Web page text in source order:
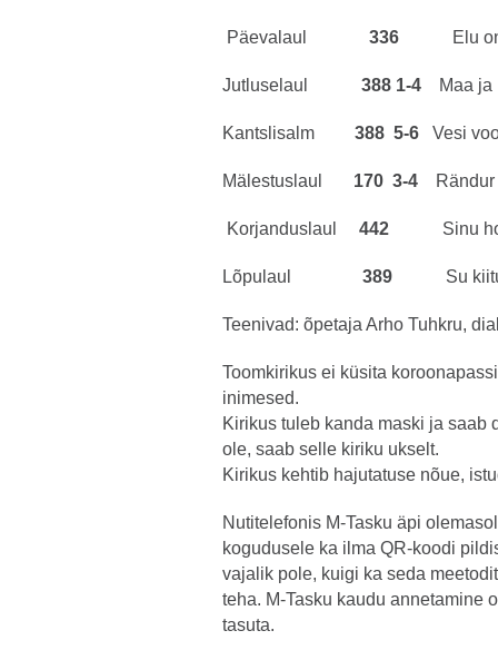
Päevalaul 336 Elu on
Jutluselaul 388 1-4 Maa
Kantslisalm 388 5-6 Vesi
Mälestuslaul 170 3-4 Rändur
Korjanduslaul 442 Sinu
Lõpulaul 389 Su
Teenivad: õpetaja Arho Tuhkru,
Toomkirikus ei küsita
inimesed.
Kirikus tuleb kanda maski ja saab
ole, saab selle kiriku ukselt.
Kirikus kehtib hajutatuse nõue,
Nutitelefonis M-Tasku äpi
kogudusele ka ilma QR-koodi
vajalik pole, kuigi ka seda
teha. M-Tasku kaudu annetamine
tasuta.